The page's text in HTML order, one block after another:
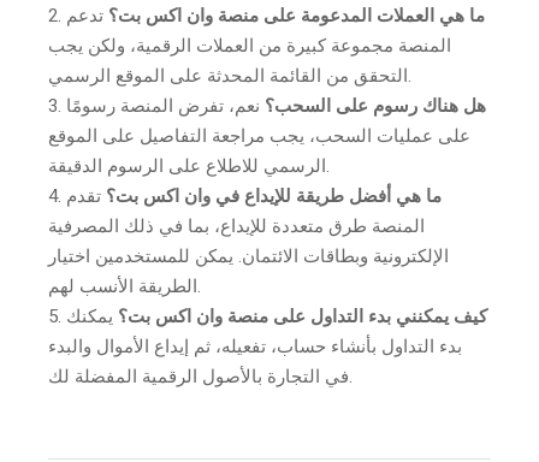
ما هي العملات المدعومة على منصة وان اكس بت؟ تدعم
المنصة مجموعة كبيرة من العملات الرقمية، ولكن يجب
التحقق من القائمة المحدثة على الموقع الرسمي.
هل هناك رسوم على السحب؟ نعم، تفرض المنصة رسومًا
على عمليات السحب، يجب مراجعة التفاصيل على الموقع
الرسمي للاطلاع على الرسوم الدقيقة.
ما هي أفضل طريقة للإيداع في وان اكس بت؟ تقدم
المنصة طرق متعددة للإيداع، بما في ذلك المصرفية
الإلكترونية وبطاقات الائتمان. يمكن للمستخدمين اختيار
الطريقة الأنسب لهم.
كيف يمكنني بدء التداول على منصة وان اكس بت؟ يمكنك
بدء التداول بأنشاء حساب، تفعيله، ثم إيداع الأموال والبدء
في التجارة بالأصول الرقمية المفضلة لك.